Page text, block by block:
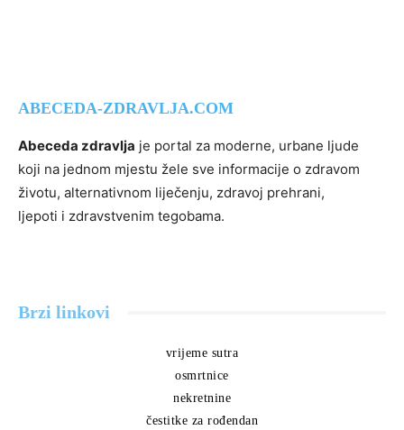
ABECEDA-ZDRAVLJA.COM
Abeceda zdravlja je portal za moderne, urbane ljude
koji na jednom mjestu žele sve informacije o zdravom
životu, alternativnom liječenju, zdravoj prehrani,
ljepoti i zdravstvenim tegobama.
Brzi linkovi
vrijeme sutra
osmrtnice
nekretnine
čestitke za rođendan